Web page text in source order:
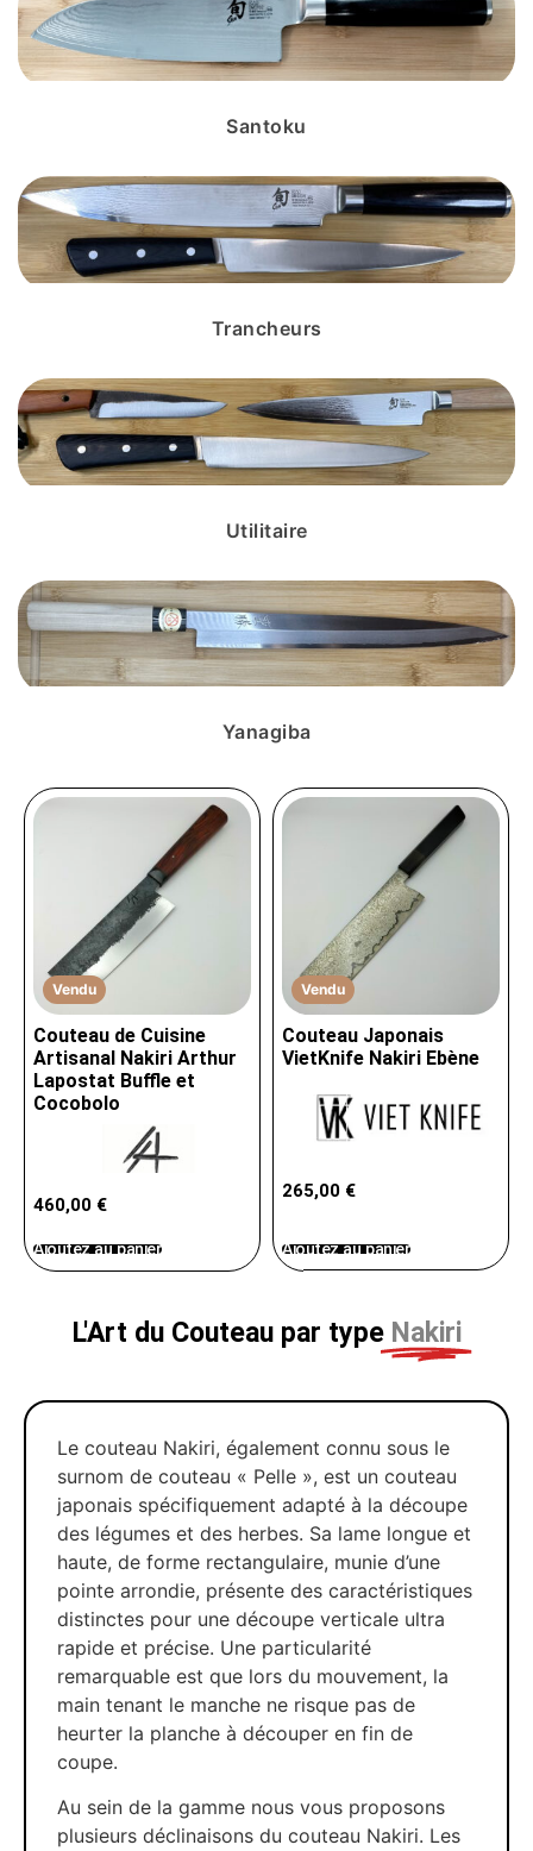
Santoku
Trancheurs
Utilitaire
Yanagiba
Vendu
Couteau de Cuisine
Artisanal Nakiri Arthur
Lapostat Buffle et
Cocobolo
460,00 €
Ajoutez au panier
Vendu
Couteau Japonais
VietKnife Nakiri Ebène
265,00 €
Ajoutez au panier
L'Art du Couteau par type Nakiri
Le couteau Nakiri, également connu sous le
surnom de couteau « Pelle », est un couteau
japonais spécifiquement adapté à la découpe
des légumes et des herbes. Sa lame longue et
haute, de forme rectangulaire, munie d’une
pointe arrondie, présente des caractéristiques
distinctes pour une découpe verticale ultra
rapide et précise. Une particularité
remarquable est que lors du mouvement, la
main tenant le manche ne risque pas de
heurter la planche à découper en fin de
coupe.
Au sein de la gamme nous vous proposons
plusieurs déclinaisons du couteau Nakiri. Les